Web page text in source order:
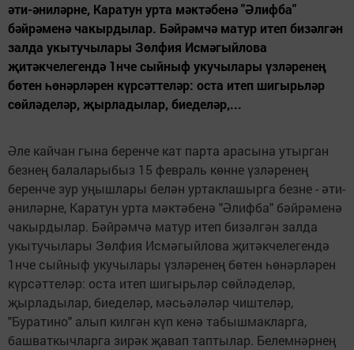
әти-әниләрне, Каратун урта мәктәбенә "Әлифба"
бәйрәменә чакырдылар. Бәйрәмчә матур итеп бизәлгән
залда укытучылары Зөлфия Исмәгыйлова
җитәкчелегендә 1нче сыйныф укучылары үзләренең
бөтен һөнәрләрен күрсәттеләр: оста итеп шигырьләр
сөйләделәр, җырладылар, биеделәр,...
Әле кайчан гына беренче кат парта арасына утырган
безнең балаларыбыз 15 февраль көнне үзләренең
беренче зур уңышлары белән уртаклашырга безне - әти-
әниләрне, Каратун урта мәктәбенә "Әлифба" бәйрәменә
чакырдылар. Бәйрәмчә матур итеп бизәлгән залда
укытучылары Зөлфия Исмәгыйлова җитәкчелегендә
1нче сыйныф укучылары үзләренең бөтен һөнәрләрен
күрсәттеләр: оста итеп шигырьләр сөйләделәр,
җырладылар, биеделәр, мәсьәләләр чиштеләр,
"Буратино" алып килгән күп кенә табышмакларга,
башваткычларга зирәк җавап таптылар. Белемнәрнең